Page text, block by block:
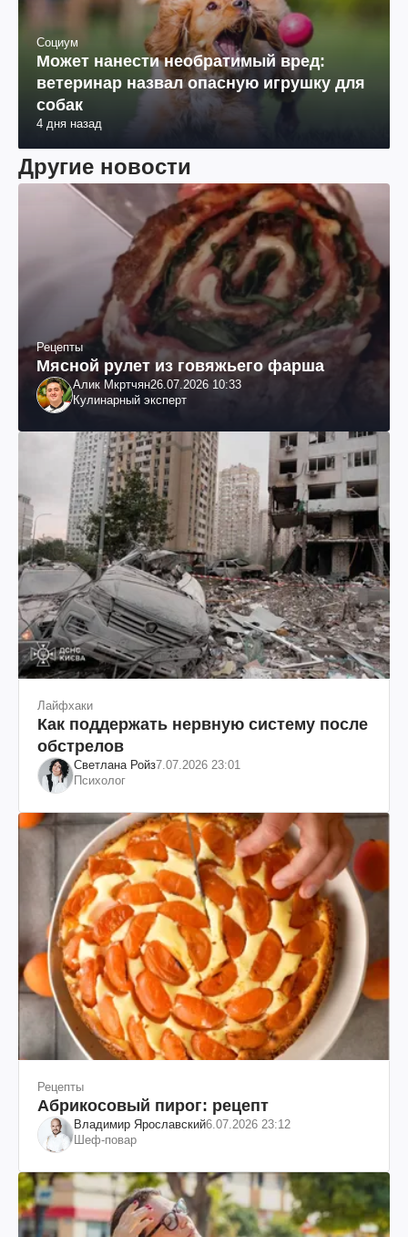
Социум
Может нанести необратимый вред:
ветеринар назвал опасную игрушку для
собак
4 дня назад
Другие новости
Рецепты
Мясной рулет из говяжьего фарша
Алик Мкртчян26.07.2026 10:33
Кулинарный эксперт
Лайфхаки
Как поддержать нервную систему после
обстрелов
Светлана Ройз7.07.2026 23:01
Психолог
Рецепты
Абрикосовый пирог: рецепт
Владимир Ярославский6.07.2026 23:12
Шеф-повар